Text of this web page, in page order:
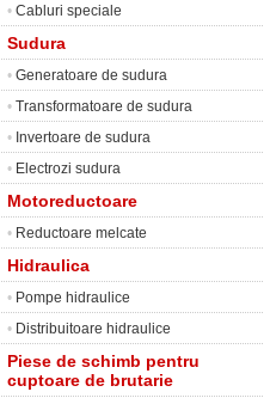
• Cabluri speciale
Sudura
• Generatoare de sudura
• Transformatoare de sudura
• Invertoare de sudura
• Electrozi sudura
Motoreductoare
• Reductoare melcate
Hidraulica
• Pompe hidraulice
• Distribuitoare hidraulice
Piese de schimb pentru
cuptoare de brutarie